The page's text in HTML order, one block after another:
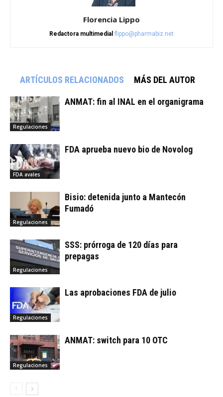
Florencia Lippo
Redactora multimedial flippo@pharmabiz.net
ARTÍCULOS RELACIONADOS MÁS DEL AUTOR
Regulaciones
ANMAT: fin al INAL en el organigrama
FDA avales
FDA aprueba nuevo bio de Novolog
Regulaciones
Bisio: detenida junto a Mantecón
Fumadó
Regulaciones
SSS: prórroga de 120 días para
prepagas
Regulaciones
Las aprobaciones FDA de julio
Regulaciones
ANMAT: switch para 10 OTC